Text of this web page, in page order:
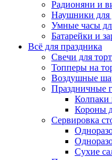
Радионяни и
Наушники для
Умные часы
Батарейки и
Всё для праздника
Свечи для
Топперы на
Воздушные
Праздничные
Колпаки
Короны
Сервировка
Сухие